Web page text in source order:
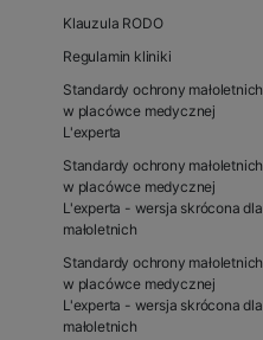
Klauzula RODO
Regulamin kliniki
Standardy ochrony małoletnich
w placówce medycznej
L'experta
Standardy ochrony małoletnich
w placówce medycznej
L'experta - wersja skrócona dla
małoletnich
Standardy ochrony małoletnich
w placówce medycznej
L'experta - wersja skrócona dla
małoletnich